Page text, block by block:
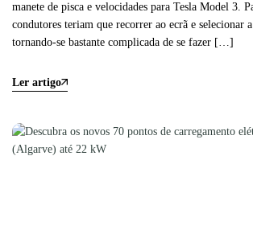
manete de pisca e velocidades para Tesla Model 3.
condutores teriam que recorrer ao ecrã e selecionar
tornando-se bastante complicada de se fazer […]
Ler artigo